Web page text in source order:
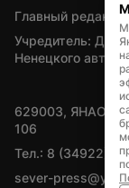
Главный
Учредитель:
Ненецкого
629003, ЯНАО,
106
Тел.: 8 (34922)
sever-